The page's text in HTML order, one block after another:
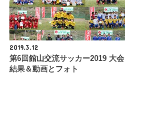
2019.3.12
第6回館山交流サッカー2019 大会
結果＆動画とフォト